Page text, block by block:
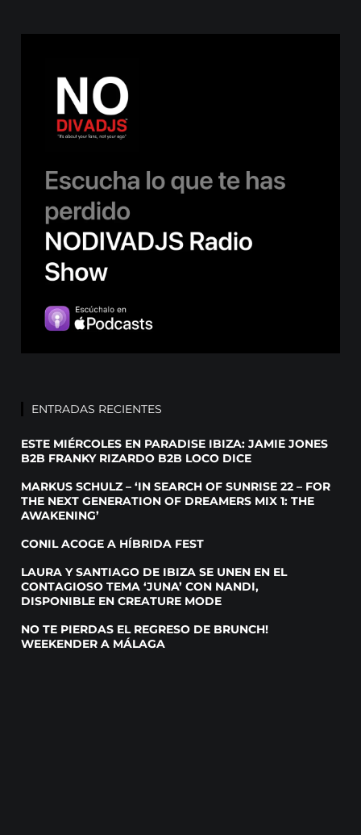
ENTRADAS RECIENTES
ESTE MIÉRCOLES EN PARADISE IBIZA: JAMIE JONES
B2B FRANKY RIZARDO B2B LOCO DICE
MARKUS SCHULZ – ‘IN SEARCH OF SUNRISE 22 – FOR
THE NEXT GENERATION OF DREAMERS MIX 1: THE
AWAKENING’
CONIL ACOGE A HÍBRIDA FEST
LAURA Y SANTIAGO DE IBIZA SE UNEN EN EL
CONTAGIOSO TEMA ‘JUNA’ CON NANDI,
DISPONIBLE EN CREATURE MODE
NO TE PIERDAS EL REGRESO DE BRUNCH!
WEEKENDER A MÁLAGA